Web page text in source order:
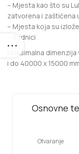
– Mjesta kao što su
zatvorena i zaštićena
– Mjesta koja su
– Rudnici
Maksimalna
i do 40000 x 15000
Osnovne
Otvaranje